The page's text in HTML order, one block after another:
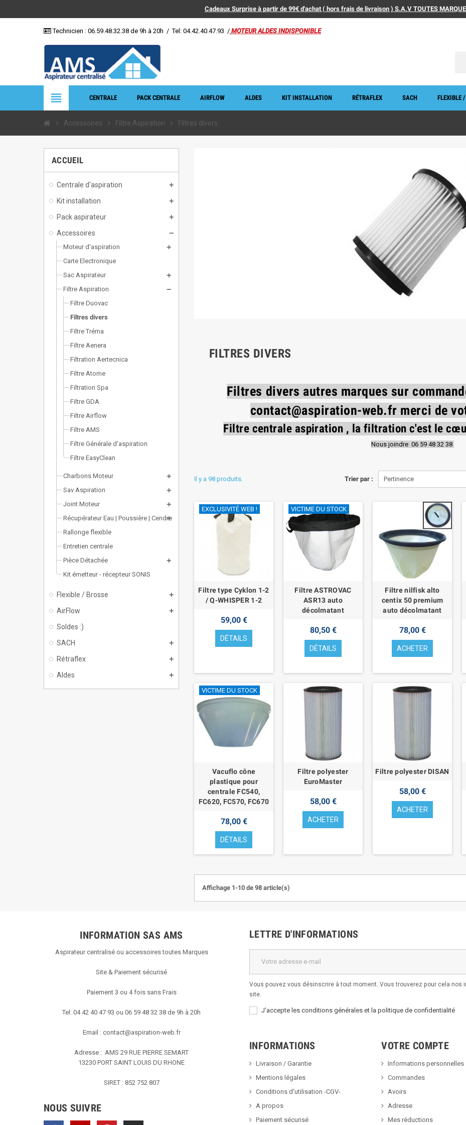
Cadeaux Surprise à partir de 99€ d'achat ( hors frais de livraison ) S.A.V TOUTES
Technicien : 06.59.48.32.38 de 9h à 20h / Tel: 04.42.40.47.93 / MOTEUR ALDES INDISPONIBLE
view_headline CENTRALE PACK CENTRALE AIRFLOW ALDES KIT INSTALLATION RÉTRAFLEX SACH FLEXIBLE /
chevron_right Accessoires chevron_right Filtre Aspiration chevron_right Filtres divers
ACCUEIL
Centrale d'aspiration
Kit installation
Pack aspirateur
Accessoires
Moteur d'aspiration
Carte Electronique
Sac Aspirateur
Filtre Aspiration
Filtre Duovac
Filtres divers
Filtre Tréma
Filtre Aenera
Filtration Aertecnica
Filtre Atome
Filtration Spa
Filtre GDA
Filtre Airflow
Filtre AMS
Filtre Générale d'aspiration
Filtre EasyClean
Charbons Moteur
Sav Aspiration
Joint Moteur
Récupérateur Eau | Poussière | Cendre
Rallonge flexible
Entretien centrale
Pièce Détachée
Kit émetteur - récepteur SONIS
Flexible / Brosse
AirFlow
Soldes :)
SACH
Rétraflex
Aldes
FILTRES DIVERS
Filtres divers autres marques sur
contact@aspiration-web.fr merci de
Filtre centrale aspiration , la filtration c'est le
Nous joindre 06 59 48 32 38
Trier par : Pertinence
Il y a 98 produits.
EXCLUSIVITÉ WEB !
Filtre type Cyklon 1-2
/ Q-WHISPER 1-2
59,00 €
DÉTAILS
VICTIME DU STOCK
Filtre ASTROVAC
ASR13 auto
décolmatant
80,50 €
DÉTAILS
Filtre nilfisk alto
centix 50 premium
auto décolmatant
78,00 €
ACHETER
VICTIME DU STOCK
Vacuflo cône
plastique pour
centrale FC540,
FC620, FC570, FC670
78,00 €
DÉTAILS
Filtre polyester
EuroMaster
58,00 €
ACHETER
Filtre polyester DISAN
58,00 €
ACHETER
Affichage 1-10 de 98 article(s)
INFORMATION SAS AMS
Aspirateur centralisé ou accessoires toutes Marques
Site & Paiement sécurisé
Paiement 3 ou 4 fois sans Frais
Tel: 04 42 40 47 93 ou 06 59 48 32 38 de 9h à 20h
Email : contact@aspiration-web.fr
Adresse : AMS 29 RUE PIERRE SEMART
13230 PORT SAINT LOUIS DU RHONE
SIRET : 852 752 807
NOUS SUIVRE
LETTRE D'INFORMATIONS
Vous pouvez vous désinscrire à tout moment. Vous trouverez pour cela
site.
J'accepte les conditions générales et la politique de confidentialité
INFORMATIONS
Livraison / Garantie
Mentions légales
Conditions d'utilisation -CGV-
A propos
Paiement sécurisé
VOTRE COMPTE
Informations personnelles
Commandes
Avoirs
Adresse
Mes réductions